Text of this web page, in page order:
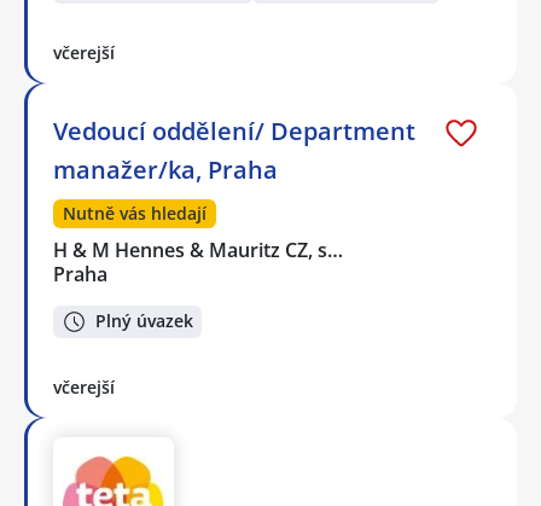
včerejší
Vedoucí oddělení/ Department
manažer/ka, Praha
Nutně vás hledají
H & M Hennes & Mauritz CZ, s…
Praha
Plný úvazek
včerejší